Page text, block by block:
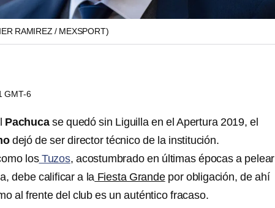
RAMIREZ / MEXSPORT)
GMT-6
Pachucase quedó sin Liguilla en el Apertura 2019, el
dejó de ser director técnico de la institución.
losTuzos, acostumbrado en últimas épocas a pelear
debe calificar a la Fiesta Grandepor obligación, de ahí
al frente del club es un auténtico fracaso.